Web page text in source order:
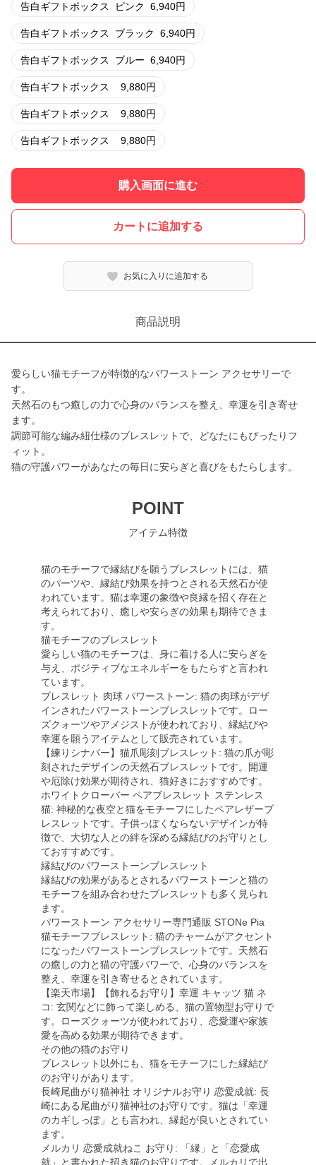
告白ギフトボックス ピンク 6,940円
告白ギフトボックス ブラック 6,940円
告白ギフトボックス ブルー 6,940円
告白ギフトボックス 9,880円
告白ギフトボックス 9,880円
告白ギフトボックス 9,880円
購入画面に進む
カートに追加する
お気に入りに追加する
商品説明
愛らしい猫モチーフが特徴的なパワーストーン アクセサリーで
す。
天然石のもつ癒しの力で心身のバランスを整え、幸運を引き寄せ
ます。
調節可能な編み紐仕様のブレスレットで、どなたにもぴったりフ
ィット。
猫の守護パワーがあなたの毎日に安らぎと喜びをもたらします。
POINT
アイテム特徴
猫のモチーフで縁結びを願うブレスレットには、猫
のパーツや、縁結び効果を持つとされる天然石が使
われています。猫は幸運の象徴や良縁を招く存在と
考えられており、癒しや安らぎの効果も期待できま
す。
猫モチーフのブレスレット
愛らしい猫のモチーフは、身に着ける人に安らぎを
与え、ポジティブなエネルギーをもたらすと言われ
ています。
ブレスレット 肉球 パワーストーン: 猫の肉球がデザ
インされたパワーストーンブレスレットです。ロー
ズクォーツやアメジストが使われており、縁結びや
幸運を願うアイテムとして販売されています。
【練りシナバー】猫爪彫刻ブレスレット: 猫の爪が彫
刻されたデザインの天然石ブレスレットです。開運
や厄除け効果が期待され、猫好きにおすすめです。
ホワイトクローバー ペアブレスレット ステンレス
猫: 神秘的な夜空と猫をモチーフにしたペアレザーブ
レスレットです。子供っぽくならないデザインが特
徴で、大切な人との絆を深める縁結びのお守りとし
ておすすめです。
縁結びのパワーストーンブレスレット
縁結びの効果があるとされるパワーストーンと猫の
モチーフを組み合わせたブレスレットも多く見られ
ます。
パワーストーン アクセサリー専門通販 STONe Pia
猫モチーフブレスレット: 猫のチャームがアクセント
になったパワーストーンブレスレットです。天然石
の癒しの力と猫の守護パワーで、心身のバランスを
整え、幸運を引き寄せるとされています。
【楽天市場】【飾れるお守り】幸運 キャッツ 猫 ネ
コ: 玄関などに飾って楽しめる、猫の置物型お守りで
す。ローズクォーツが使われており、恋愛運や家族
愛を高める効果が期待できます。
その他の猫のお守り
ブレスレット以外にも、猫をモチーフにした縁結び
のお守りがあります。
長崎尾曲がり猫神社 オリジナルお守り 恋愛成就: 長
崎にある尾曲がり猫神社のお守りです。猫は「幸運
のカギしっぽ」とも言われ、縁起が良いとされてい
ます。
メルカリ 恋愛成就ねこ お守り: 「縁」と「恋愛成
就」と書かれた招き猫のお守りです。メルカリで出